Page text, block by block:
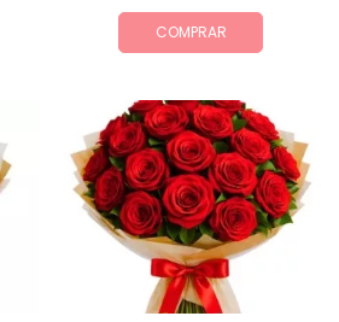
COMPRAR